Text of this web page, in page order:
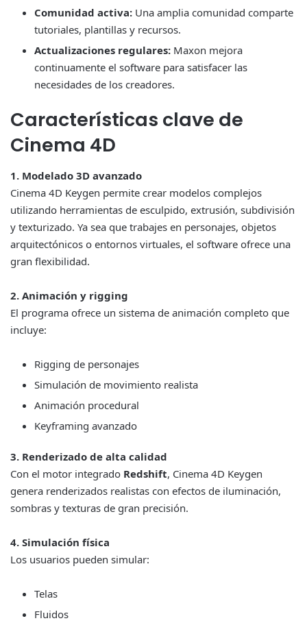
Comunidad activa: Una amplia comunidad comparte
tutoriales, plantillas y recursos.
Actualizaciones regulares: Maxon mejora
continuamente el software para satisfacer las
necesidades de los creadores.
Características clave de
Cinema 4D
1. Modelado 3D avanzado
Cinema 4D Keygen permite crear modelos complejos
utilizando herramientas de esculpido, extrusión, subdivisión
y texturizado. Ya sea que trabajes en personajes, objetos
arquitectónicos o entornos virtuales, el software ofrece una
gran flexibilidad.
2. Animación y rigging
El programa ofrece un sistema de animación completo que
incluye:
Rigging de personajes
Simulación de movimiento realista
Animación procedural
Keyframing avanzado
3. Renderizado de alta calidad
Con el motor integrado Redshift, Cinema 4D Keygen
genera renderizados realistas con efectos de iluminación,
sombras y texturas de gran precisión.
4. Simulación física
Los usuarios pueden simular:
Telas
Fluidos